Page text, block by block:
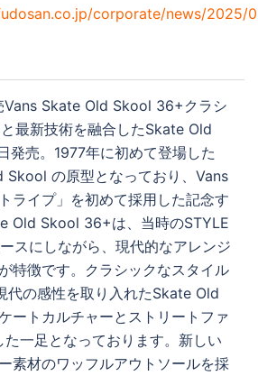
corporate/news/2025/
Vans Skate Old Skool 36+クラシ
最新技術を融合したSkate Old
発売。1977年に初めて登場した
Skool の原型となっており、Vans
ライプ」を初めて採用した記念す
Old Skool 36+は、当時のSTYLE
スにしながら、現代的なアレンジ
特徴です。クラシックなスタイル
代の感性を取り入れたSkate Old
ートカルチャーとストリートファ
た一足となっております。新しい
素材のワッフルアウトソールを採